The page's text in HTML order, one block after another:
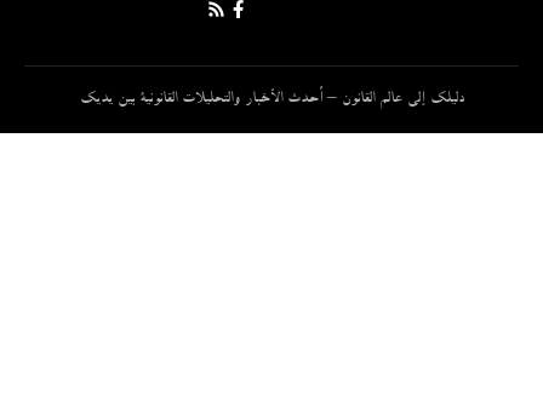
دليلك إلى عالم القانون – أحدث الأخبار والتحليلات القانونية بين يديك